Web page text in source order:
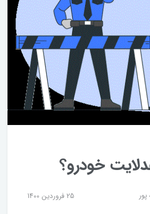
خودرو؟
25 فروردین 1400